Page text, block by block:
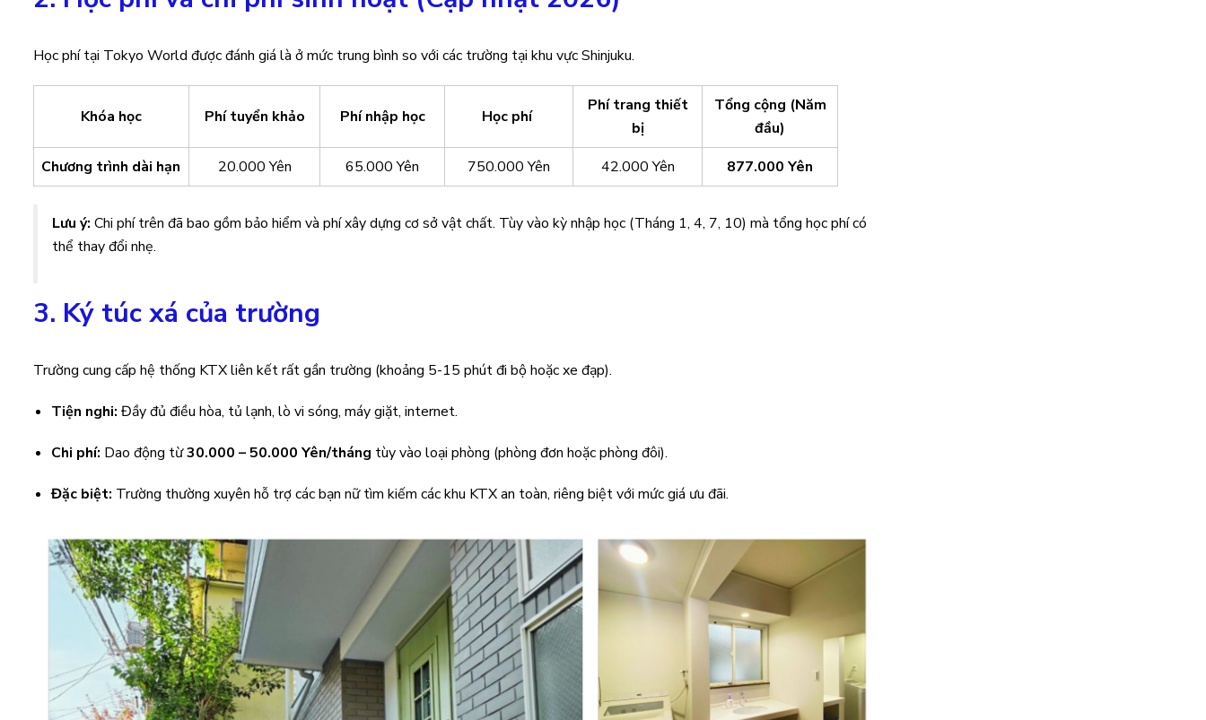
Học phí tại Tokyo World được đánh giá là ở mức trung bình so với các trường tại khu vực Shinjuku.
Khóa học Phí tuyển khảo Phí nhập học Học phí
Phí trang thiết
bị
Tổng cộng (Năm
đầu)
Chương trình dài hạn
20.000 Yên 65.000 Yên 750.000 Yên 42.000 Yên 877.000 Yên
Lưu ý: Chi phí trên đã bao gồm bảo hiểm và phí xây dựng cơ sở vật chất. Tùy vào kỳ nhập học (Tháng 1, 4, 7, 10) mà tổng học phí có
thể thay đổi nhẹ.
3. Ký túc xá của trường
Trường cung cấp hệ thống KTX liên kết rất gần trường (khoảng 5-15 phút đi bộ hoặc xe đạp).
Tiện nghi: Đầy đủ điều hòa, tủ lạnh, lò vi sóng, máy giặt, internet.
Chi phí: Dao động từ30.000 – 50.000 Yên/tháng tùy vào loại phòng (phòng đơn hoặc phòng đôi).
Đặc biệt: Trường thường xuyên hỗ trợ các bạn nữ tìm kiếm các khu KTX an toàn, riêng biệt với mức giá ưu đãi.